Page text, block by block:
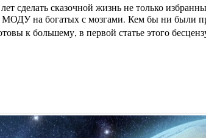
сделать сказочной жизнь не только
на богатых с мозгами. Кем бы ни были
к большему, в первой статье этого